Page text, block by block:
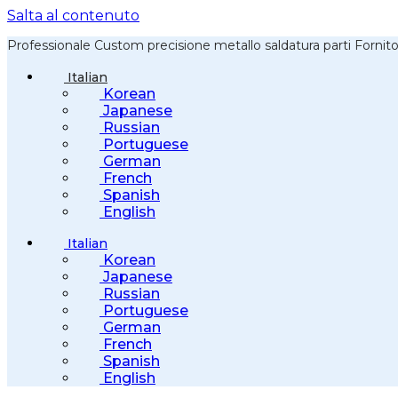
Salta al contenuto
Professionale Custom precisione metallo saldatura parti
Italian
Korean
Japanese
Russian
Portuguese
German
French
Spanish
English
Italian
Korean
Japanese
Russian
Portuguese
German
French
Spanish
English